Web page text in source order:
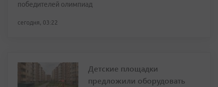
победителей олимпиад
сегодня, 03:22
Детские площадки
предложили оборудовать